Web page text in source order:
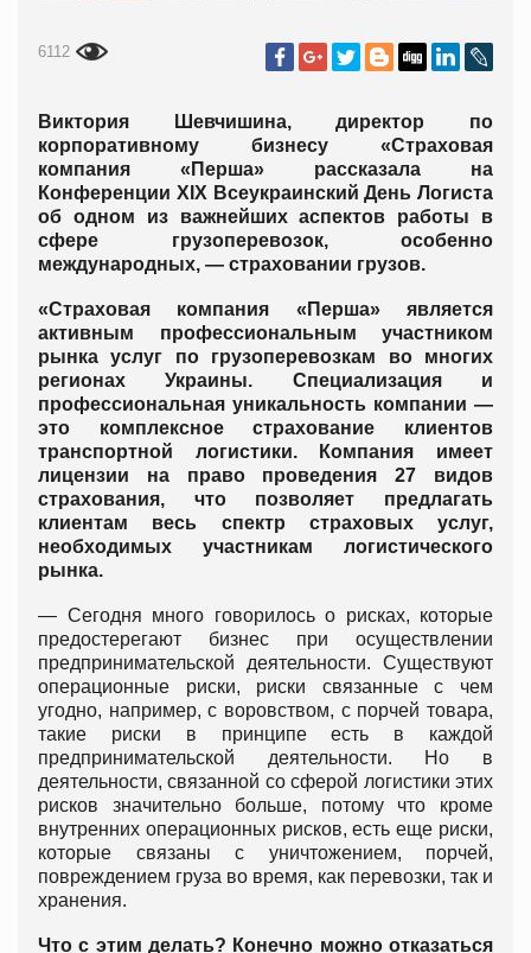
6112
Виктория Шевчишина, директор по
корпоративному бизнесу «Страховая
компания «Перша» рассказала на
Конференции XIX Всеукраинский День Логиста
об одном из важнейших аспектов работы в
сфере грузоперевозок, особенно
международных, — страховании грузов.
«Страховая компания «Перша» является
активным профессиональным участником
рынка услуг по грузоперевозкам во многих
регионах Украины. Специализация и
профессиональная уникальность компании —
это комплексное страхование клиентов
транспортной логистики. Компания имеет
лицензии на право проведения 27 видов
страхования, что позволяет предлагать
клиентам весь спектр страховых услуг,
необходимых участникам логистического
рынка.
— Сегодня много говорилось о рисках, которые
предостерегают бизнес при осуществлении
предпринимательской деятельности. Существуют
операционные риски, риски связанные с чем
угодно, например, с воровством, с порчей товара,
такие риски в принципе есть в каждой
предпринимательской деятельности. Но в
деятельности, связанной со сферой логистики этих
рисков значительно больше, потому что кроме
внутренних операционных рисков, есть еще риски,
которые связаны с уничтожением, порчей,
повреждением груза во время, как перевозки, так и
хранения.
Что с этим делать? Конечно можно отказаться